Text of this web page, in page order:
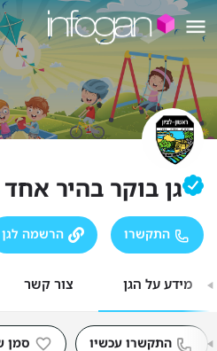
גן בוקר בהיר אחד
התקשרו הרשמה לגן
מידע על הגן צור קשר
התקשרו עכשיו סמן